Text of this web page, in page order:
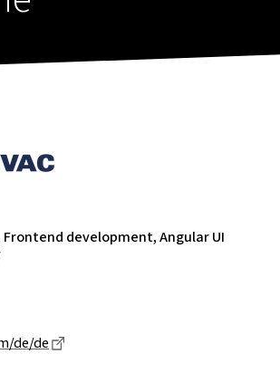
Frontend development, Angular UI
de/de